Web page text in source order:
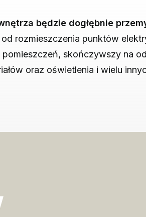
będzie dogłębnie
rozmieszczenia punktów
skończywszy na
oraz oświetlenia i wielu